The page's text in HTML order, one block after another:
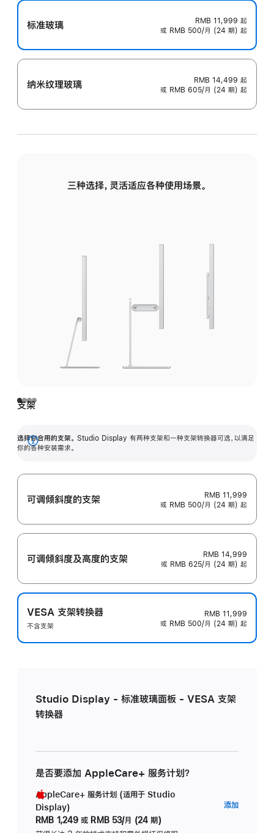
标准玻璃 RMB 11,999 起
或 RMB 500/月 (24 期) 起
纳米纹理玻璃 RMB 14,499 起
或 RMB 605/月 (24 期) 起
三种选择，灵活适应各种使用场景。
支架
选择你合用的支架。 Studio Display 有两种支架和一种支架转换器可选，以满足
你的各种安装需求。
展
可调倾斜度的支架
RMB 11,999
或 RMB 500/月 (24 期) 起
可调倾斜度及高‍度的支‍架
RMB 14,999
或 RMB 625/月 (24 期) 起
VESA 支架转换器
不含支架
RMB 11,999
或 RMB 500/月 (24 期) 起
Studio Display - 标准玻璃面板 - VESA 支架
转换器
是否要添加 AppleCare+ 服务计划？
AppleCare+ 服务计划 (适用于 Studio
Display)
RMB 1,249 或 RMB 53/月 (24 期)
添加